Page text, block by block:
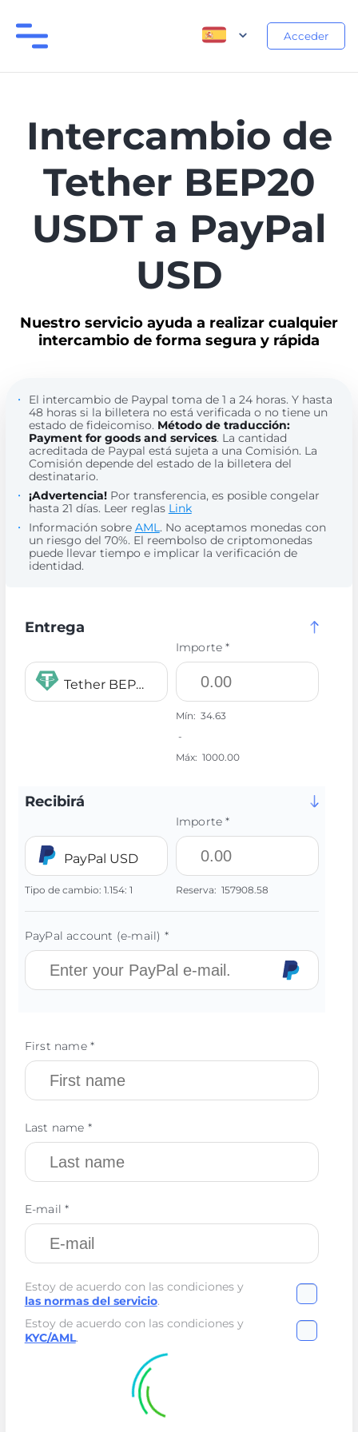
Acceder
Intercambio de
Tether BEP20
USDT a PayPal
USD
Nuestro servicio ayuda a realizar cualquier
intercambio de forma segura y rápida
El intercambio de Paypal toma de 1 a 24 horas. Y hasta
48 horas si la billetera no está verificada o no tiene un
estado de fideicomiso. Método de traducción:
Payment for goods and services. La cantidad
acreditada de Paypal está sujeta a una Comisión. La
Comisión depende del estado de la billetera del
destinatario.
¡Advertencia!Por transferencia, es posible congelar
hasta 21 días. Leer reglas Link
Información sobre AML. No aceptamos monedas con
un riesgo del 70%. El reembolso de criptomonedas
puede llevar tiempo e implicar la verificación de
identidad.
Entrega
Tether BEP20 USDT
Importe *
Mín: 34.63
-
Máx: 1000.00
Recibirá
PayPal USD
Tipo de cambio: 1.154: 1
Importe *
Reserva: 157908.58
PayPal account (e-mail) *
First name *
Last name *
E-mail *
Estoy de acuerdo con las condiciones y
las normas del servicio.
Estoy de acuerdo con las condiciones y
KYC/AML.